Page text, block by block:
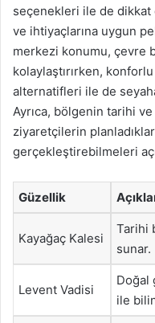
seçenekleri ile de
ve ihtiyaçlarına uygun
merkezi konumu, çevre
kolaylaştırırken,
alternatifleri ile de
Ayrıca, bölgenin tarihi
ziyaretçilerin
gerçekleştirebilmeleri
Güzellik
Kayağaç Kalesi
Tarihi
sunar.
Levent Vadisi
Doğal
ile